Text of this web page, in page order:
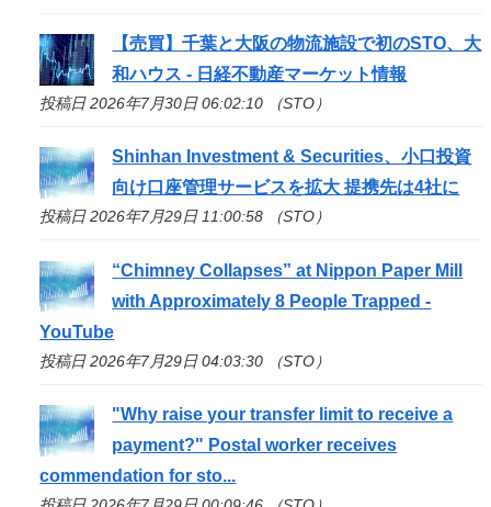
【売買】千葉と大阪の物流施設で初のSTO、大
和ハウス - 日経不動産マーケット情報
投稿日 2026年7月30日 06:02:10 （STO）
Shinhan Investment & Securities、小口投資
向け口座管理サービスを拡大 提携先は4社に
投稿日 2026年7月29日 11:00:58 （STO）
“Chimney Collapses” at Nippon Paper Mill
with Approximately 8 People Trapped -
YouTube
投稿日 2026年7月29日 04:03:30 （STO）
"Why raise your transfer limit to receive a
payment?" Postal worker receives
commendation forsto...